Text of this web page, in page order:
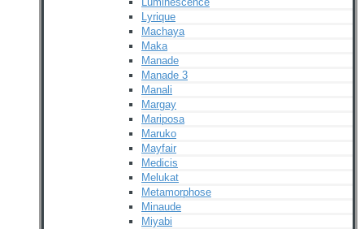
Lyrique
Machaya
Maka
Manade
Manade 3
Manali
Margay
Mariposa
Maruko
Mayfair
Medicis
Melukat
Metamorphose
Minaude
Miyabi